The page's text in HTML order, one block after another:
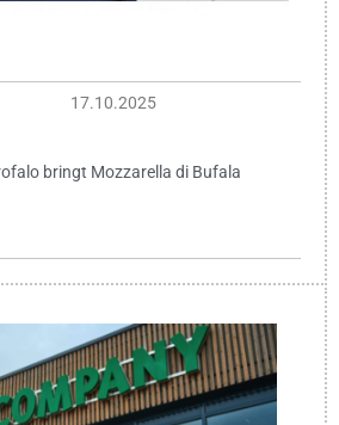
17.10.2025
bringt Mozzarella di Bufala